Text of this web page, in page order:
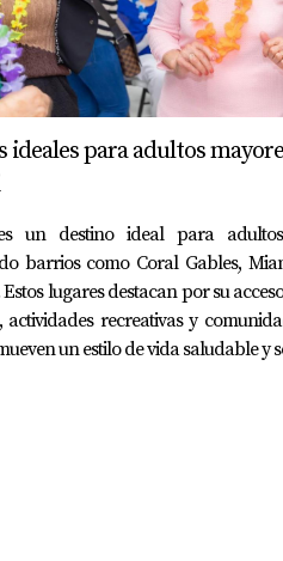
y alquila un estudio por
reinvertir parte significativa
tomas respecto a tu
tu bienestar
a Miami o simplemente deseas
sobre cómo
debido al costo elevado de
ideales para adultos
un destino ideal para
barrios como Coral Gables,
lugares destacan por su
actividades recreativas y
un estilo de vida saludable y